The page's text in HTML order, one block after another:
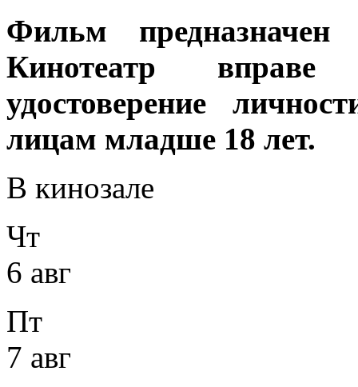
Фильм
Кинотеатр вправе
удостоверение
лицам младше 18 лет.
В кинозале
Чт
6 авг
Пт
7 авг